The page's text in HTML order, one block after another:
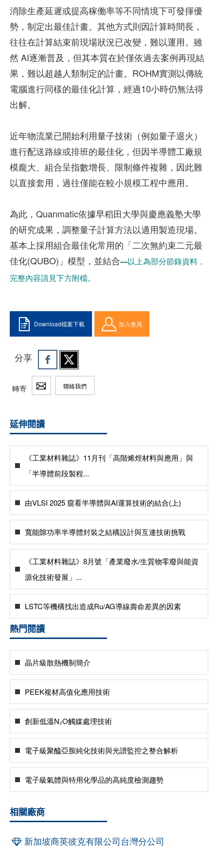
消除生產延遲或提高稼働率等不同情境下可發揮優
勢，制定出最佳計畫。其他方式則因計算時間長，
往往在計算結束前現場狀況已改變，難以運用。雖
然 AI逐漸普及，但其本質在於僅依過去案例再現結
果，難以超越人類制定的計畫。ROHM實測以傳統
電腦進行同樣的最佳化計算，經過10小時仍無法得
出解。
近年物流業已開始利用量子技術（例如量子退火）
進行配送路線或排班的最佳化，但因半導體工廠規
模龐大、組合呈指數增長、限制條件複雜，因此難
以直接套用，過往僅能在較小規模工程中應用。
為此，Quanmatic依據早稻田大學與慶應義塾大學
的研究成果，調整量子計算方法以適用製造現場。
基本上採用組合最佳化常用的「二次無約束二元最
佳化(QUBO)」模型，並結合---以上為部分節錄資料，
完整內容請見下方附檔。
Download檔案下載 加入會員
分享
轉寄 聯絡我們
延伸閱讀
《工業材料雜誌》11月刊「高階烯烴材料與應用」與
「半導體前段製程...
由VLSI 2025 窺看半導體與AI運算技術的結合(上)
寬能隙功率半導體封裝之結構設計與互連技術挑戰
《工業材料雜誌》8月號「產業廢水/生質物零廢與能資
源化技術發展」...
LSTC等機構找出造成Ru/AG導線壽命差異的因素
熱門閱讀
晶片級散熱機制簡介
PEEK複材高值化應用技術
創新低溫N₂O觸媒處理技術
電子級聚醯亞胺純化技術與光譜監控之整合解析
電子級氣體與特用化學品的高純度檢測趨勢
相關廠商
新加坡商英彼克有限公司台灣分公司